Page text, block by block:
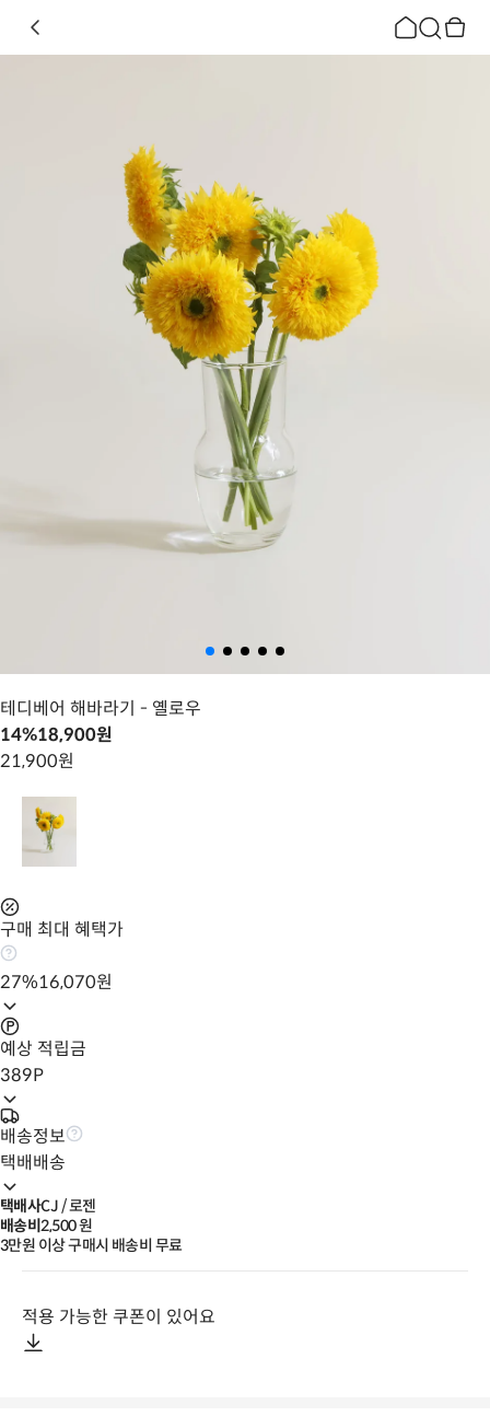
테디베어 해바라기 - 옐로우
14%18,900원
21,900원
구매 최대 혜택가
27%16,070원
예상 적립금
389P
배송정보
택배배송
택배사CJ / 로젠
배송비2,500 원
3만원 이상 구매시 배송비 무료
적용 가능한 쿠폰이 있어요